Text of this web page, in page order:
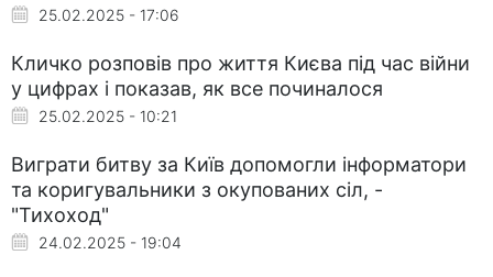
25.02.2025 - 17:06
Кличко розповів про життя Києва під час війни
у цифрах і показав, як все починалося
25.02.2025 - 10:21
Виграти битву за Київ допомогли інформатори
та коригувальники з окупованих сіл, -
"Тихоход"
24.02.2025 - 19:04